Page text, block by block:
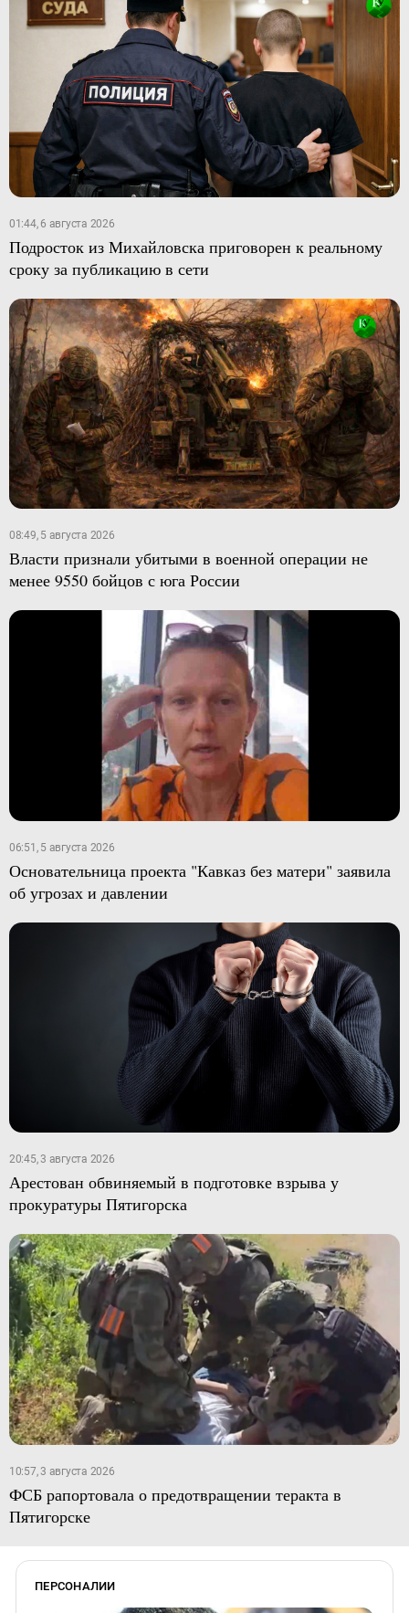
01:44, 6 августа 2026
Подросток из Михайловска приговорен к реальному
сроку за публикацию в сети
08:49, 5 августа 2026
Власти признали убитыми в военной операции не
менее 9550 бойцов с юга России
06:51, 5 августа 2026
Основательница проекта "Кавказ без матери" заявила
об угрозах и давлении
20:45, 3 августа 2026
Арестован обвиняемый в подготовке взрыва у
прокуратуры Пятигорска
10:57, 3 августа 2026
ФСБ рапортовала о предотвращении теракта в
Пятигорске
ПЕРСОНАЛИИ